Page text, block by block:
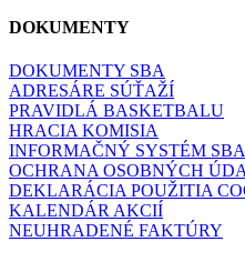
DOKUMENTY
DOKUMENTY SBA
ADRESÁRE SÚŤAŽÍ
PRAVIDLÁ BASKETBALU
HRACIA KOMISIA
INFORMAČNÝ SYSTÉM SBA
OCHRANA OSOBNÝCH
DEKLARÁCIA POUŽITIA
KALENDÁR AKCIÍ
NEUHRADENÉ FAKTÚRY